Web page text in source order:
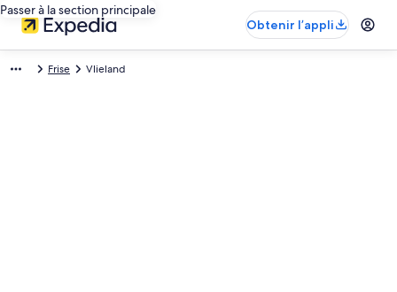
Passer à la section principale
Obtenir l’appli
Frise Vlieland